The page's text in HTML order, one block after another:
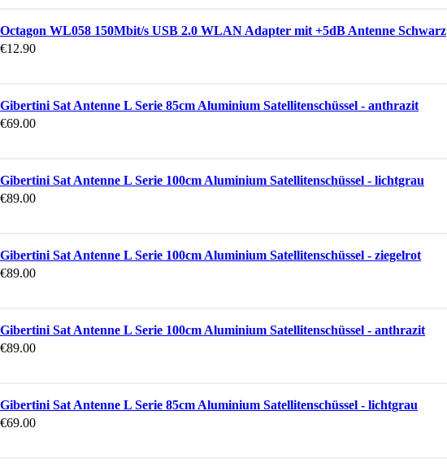
Octagon WL058 150Mbit/s USB 2.0 WLAN Adapter mit +5dB Antenne Schwarz
€12.90
Gibertini Sat Antenne L Serie 85cm Aluminium Satellitenschüssel - anthrazit
€69.00
Gibertini Sat Antenne L Serie 100cm Aluminium Satellitenschüssel - lichtgrau
€89.00
Gibertini Sat Antenne L Serie 100cm Aluminium Satellitenschüssel - ziegelrot
€89.00
Gibertini Sat Antenne L Serie 100cm Aluminium Satellitenschüssel - anthrazit
€89.00
Gibertini Sat Antenne L Serie 85cm Aluminium Satellitenschüssel - lichtgrau
€69.00